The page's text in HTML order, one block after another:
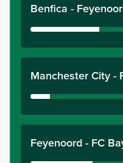
Benfica -
Manchester City -
Feyenoord - FC